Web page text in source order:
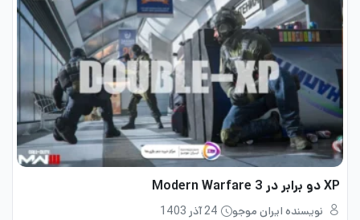
XP دو برابر در Modern Warfare 3
نویسنده ایران موجو
24 آذر 1403